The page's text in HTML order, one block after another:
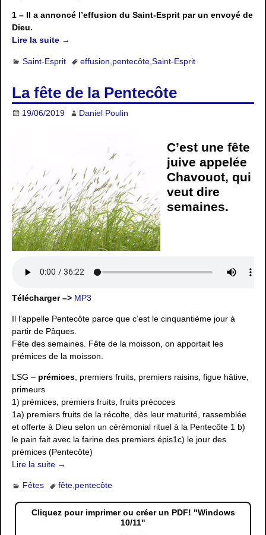
1 – Il a annoncé l’effusion du Saint-Esprit par un envoyé de
Dieu.
Lire la suite →
Saint-Esprit effusion pentecôte, Saint-Esprit
La fête de la Pentecôte
19/06/2019 Daniel Poulin
C’est une fête
juive appelée
Chavouot, qui
veut dire
semaines.
Télécharger –> MP3
Il l’appelle Pentecôte parce que c’est le cinquantième jour à
partir de Pâques.
Fête des semaines. Fête de la moisson, on apportait les
prémices de la moisson.
LSG – prémices , premiers fruits, premiers raisins, figue hâtive,
primeurs
1) prémices, premiers fruits, fruits précoces
1a) premiers fruits de la récolte, dès leur maturité, rassemblée
et offerte à Dieu selon un cérémonial rituel à la Pentecôte 1 b)
le pain fait avec la farine des premiers épis1c) le jour des
prémices (Pentecôte)
Lire la suite →
Fêtes fête,pentecôte
Cliquez pour imprimer ou créer un PDF! "Windows
10/11"